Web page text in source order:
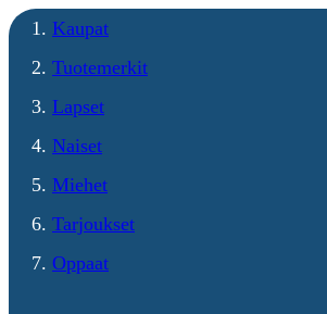
Kaupat
Tuotemerkit
Lapset
Naiset
Miehet
Tarjoukset
Oppaat